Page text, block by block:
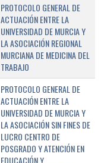
PROTOCOLO GENERAL DE
ACTUACIÓN ENTRE LA
UNIVERSIDAD DE MURCIA Y
LA ASOCIACIÓN REGIONAL
MURCIANA DE MEDICINA DEL
TRABAJO
PROTOCOLO GENERAL DE
ACTUACIÓN ENTRE LA
UNIVERSIDAD DE MURCIA Y
LA ASOCIACIÓN SIN FINES DE
LUCRO CENTRO DE
POSGRADO Y ATENCIÓN EN
EDUCACIÓN Y